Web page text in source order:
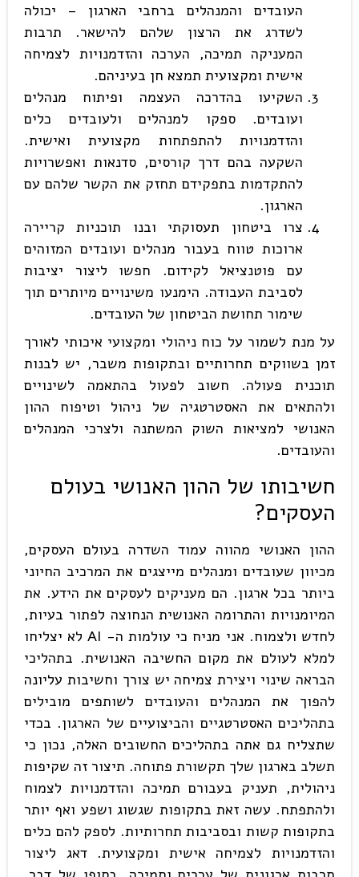
העובדים והמנהלים ברחבי הארגון – יכולה
לשדרג את הרצון שלהם להישאר. תרבות
המעניקה תמיכה, הערכה והזדמנויות לצמיחה
אישית ומקצועית תמצא חן בעיניהם.
השקיעו בהדרכה העצמה ופיתוח מנהלים
ועובדים. ספקו למנהלים ולעובדים כלים
והזדמנויות להתפתחות מקצועית ואישית.
השקעה בהם דרך קורסים, סדנאות ואפשרויות
להתקדמות בתפקידם תחזק את הקשר שלהם עם
הארגון.
צרו ביטחון תעסוקתי ובנו תוכניות קריירה
ארוכות טווח בעבור מנהלים ועובדים המזוהים
עם פוטנציאל לקידום. חפשו ליצור יציבות
לסביבת העבודה. הימנעו משינויים מיותרים תוך
שימור תחושת הביטחון של העובדים.
על מנת לשמור על כוח ניהולי ומקצועי איכותי לאורך
זמן בשווקים תחרותיים ובתקופות משבר, יש לבנות
תוכנית פעולה. חשוב לפעול בהתאמה לשינויים
ולהתאים את האסטרטגיה של ניהול וטיפוח ההון
האנושי למציאות השוק המשתנה ולצרכי המנהלים
והעובדים.
חשיבותו של ההון האנושי בעולם
העסקים?
ההון האנושי מהווה עמוד השדרה בעולם העסקים,
מכיוון שעובדים ומנהלים מייצגים את המרכיב החיוני
ביותר בכל ארגון. הם מעניקים לעסקים את הידע. את
המיומנויות והתרומה האנושית הנחוצה לפתור בעיות,
לחדש ולצמוח. אני מניח כי עולמות ה- AI לא יצליחו
למלא לעולם את מקום החשיבה האנושית. בתהליכי
הבראה שינוי ויצירת צמיחה יש צורך וחשיבות עליונה
להפוך את המנהלים והעובדים לשותפים מובילים
בתהליכים האסטרטגיים והביצועיים של הארגון. בכדי
שתצליח גם אתה בתהליכים החשובים האלה, נכון כי
תשלב בארגון שלך תקשורת פתוחה. תיצור זה שקיפות
ניהולית, תעניק בעבורם תמיכה והזדמנויות לצמוח
ולהתפתח. עשה זאת בתקופות שגשוג ושפע ואף יותר
בתקופות קשות ובסביבות תחרותיות. לספק להם כלים
והזדמנויות לצמיחה אישית ומקצועית. דאג ליצור